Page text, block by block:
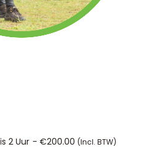
AAN WINKELWAGEN
2 Uur €200.00 (incl. BTW)